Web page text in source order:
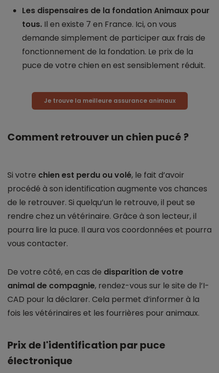
Les dispensaires de la fondation Animaux pour
tous. Il en existe 7 en France. Ici, on vous
demande simplement de participer aux frais de
fonctionnement de la fondation. Le prix de la
puce de votre chien en est sensiblement réduit.
Je trouve la meilleure assurance animaux
Comment retrouver un chien pucé ?
Si votre chien est perdu ou volé, le fait d’avoir
procédé à son identification augmente vos chances
de le retrouver. Si quelqu’un le retrouve, il peut se
rendre chez un vétérinaire. Grâce à son lecteur, il
pourra lire la puce. Il aura vos coordonnées et pourra
vous contacter.
De votre côté, en cas de disparition de votre
animal de compagnie, rendez-vous sur le site de l’I-
CAD pour la déclarer. Cela permet d’informer à la
fois les vétérinaires et les fourrières pour animaux.
Prix de l'identification par puce
électronique